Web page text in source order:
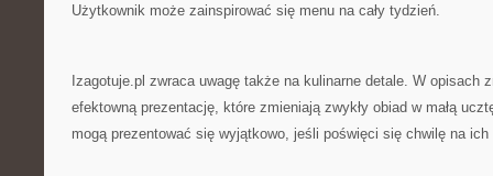
Użytkownik może zainspirować się menu na cały tydzień.
Izagotuje.pl zwraca uwagę także na kulinarne detale. W opisach
efektowną prezentację, które zmieniają zwykły obiad w małą
mogą prezentować się wyjątkowo, jeśli poświęci się chwilę na ich